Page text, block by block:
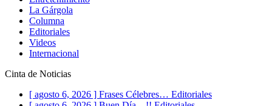
La Gárgola
Columna
Editoriales
Videos
Internacional
Cinta de Noticias
[ agosto 6, 2026 ] Frases Célebres… Editoriales